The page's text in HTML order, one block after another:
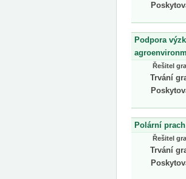
Podpora
Řešitel
Trvání
Polární
Řešitel
Trvání